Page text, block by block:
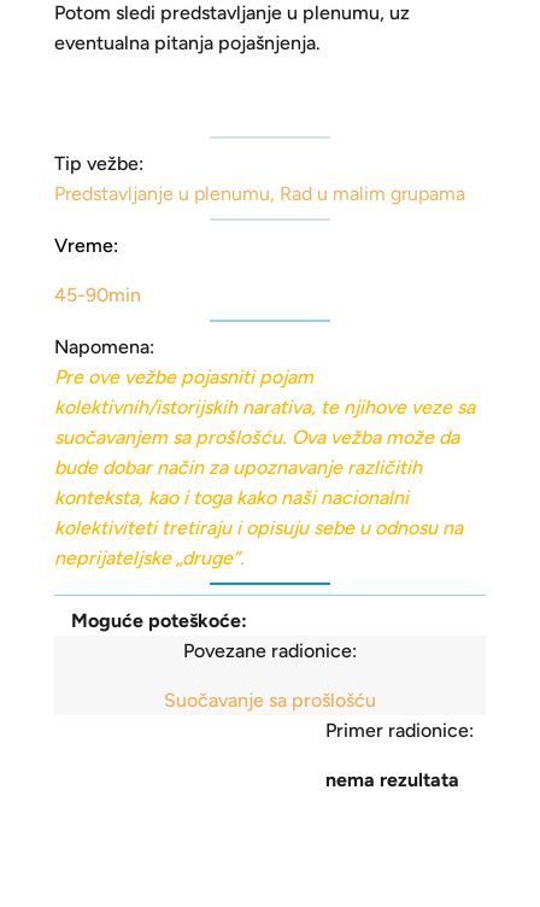
Potom sledi predstavljanje u plenumu, uz
eventualna pitanja pojašnjenja.
Tip vežbe:
Predstavljanje u plenumu, Rad u malim grupama
Vreme:
45-90min
Napomena:
Pre ove vežbe pojasniti pojam
kolektivnih/istorijskih narativa, te njihove veze sa
suočavanjem sa prošlošću. Ova vežba može da
bude dobar način za upoznavanje različitih
konteksta, kao i toga kako naši nacionalni
kolektiviteti tretiraju i opisuju sebe u odnosu na
neprijateljske „druge“.
Moguće poteškoće:
Povezane radionice:
Suočavanje sa prošlošću
Primer radionice:
nema rezultata